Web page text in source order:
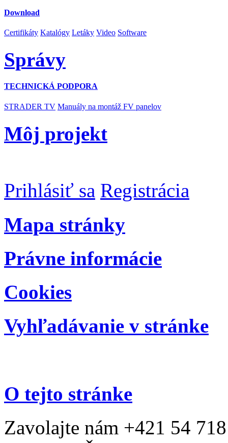
Download
Certifikáty Katalógy Letáky Video Software
Správy
TECHNICKÁ PODPORA
STRADER TV Manuály na montáž FV panelov
Môj projekt
Prihlásiť sa Registrácia
Mapa stránky
Právne informácie
Cookies
Vyhľadávanie v stránke
O tejto stránke
Zavolajte nám +421 54